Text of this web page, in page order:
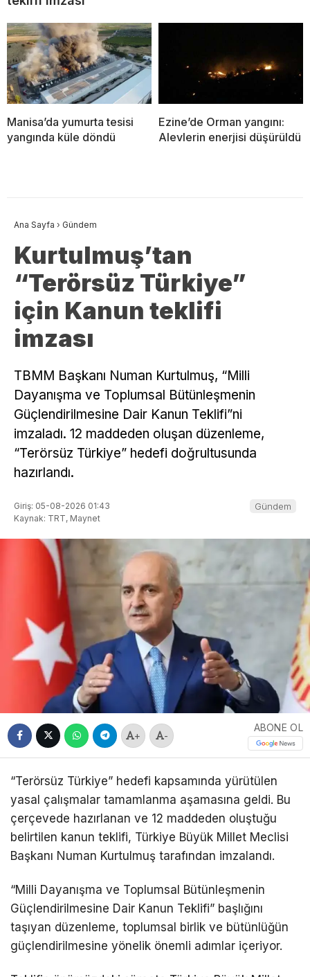
Manisa’da yumurta tesisi
yangında küle döndü
Ezine’de Orman yangını:
Alevlerin enerjisi düşürüldü
Ana Sayfa › Gündem
Kurtulmuş’tan
“Terörsüz Türkiye”
için Kanun teklifi
imzası
TBMM Başkanı Numan Kurtulmuş, “Milli
Dayanışma ve Toplumsal Bütünleşmenin
Güçlendirilmesine Dair Kanun Teklifi”ni
imzaladı. 12 maddeden oluşan düzenleme,
“Terörsüz Türkiye” hedefi doğrultusunda
hazırlandı.
Giriş: 05-08-2026 01:43
Kaynak: TRT, Maynet
Gündem
+ -
ABONE OL
“Terörsüz Türkiye” hedefi kapsamında yürütülen
yasal çalışmalar tamamlanma aşamasına geldi. Bu
çerçevede hazırlanan ve 12 maddeden oluştuğu
belirtilen kanun teklifi, Türkiye Büyük Millet Meclisi
Başkanı Numan Kurtulmuş tarafından imzalandı.
“Milli Dayanışma ve Toplumsal Bütünleşmenin
Güçlendirilmesine Dair Kanun Teklifi” başlığını
taşıyan düzenleme, toplumsal birlik ve bütünlüğün
güçlendirilmesine yönelik önemli adımlar içeriyor.